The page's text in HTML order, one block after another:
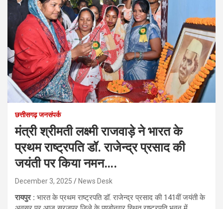
छत्तीसगढ़ जनसंपर्क
मंत्री श्रीमती लक्ष्मी राजवाड़े ने भारत के
प्रथम राष्ट्रपति डॉ. राजेन्द्र प्रसाद की
जयंती पर किया नमन….
December 3, 2025 News Desk
रायपुर : भारत के प्रथम राष्ट्रपति डॉ. राजेन्द्र प्रसाद की 141वीं जयंती के